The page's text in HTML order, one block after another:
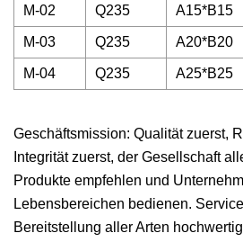
M-02 Q235 A15*B15
M-03 Q235 A20*B20
M-04 Q235 A25*B25
Geschäftsmission: Qualität zuerst,
Integrität zuerst, der Gesellschaft
Produkte empfehlen und
Lebensbereichen bedienen.
Bereitstellung aller Arten